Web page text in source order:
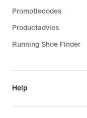
Promotiecodes
Productadvies
Running Shoe Finder
Help